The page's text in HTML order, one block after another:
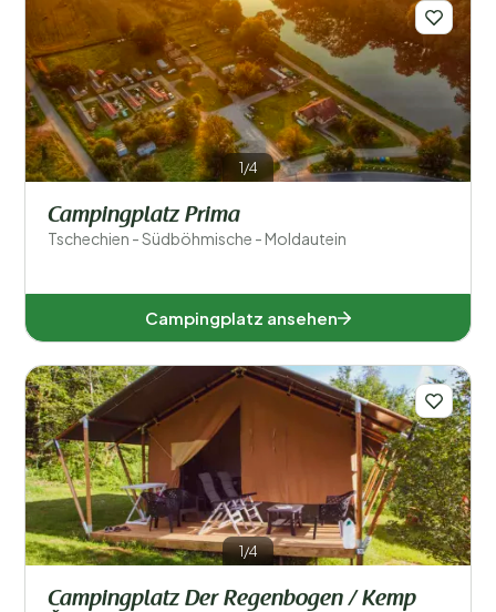
Regionen
Beliebte Filter
Unterkunftstyp
Schwimmen
Allgemein
1/4
Campingplatz Prima
Tschechien - Südböhmische - Moldautein
Campingplatz ansehen
1/4
Campingplatz Der Regenbogen / Kemp